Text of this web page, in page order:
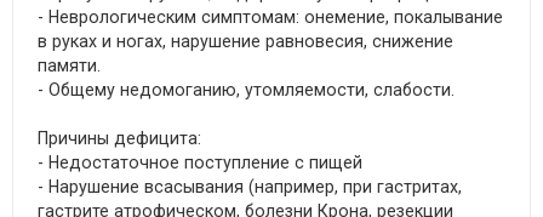
- Неврологическим симптомам: онемение, покалывание
в руках и ногах, нарушение равновесия, снижение
памяти.
- Общему недомоганию, утомляемости, слабости.
Причины дефицита:
- Недостаточное поступление с пищей
- Нарушение всасывания (например, при гастритах,
гастрите атрофическом, болезни Крона, резекции